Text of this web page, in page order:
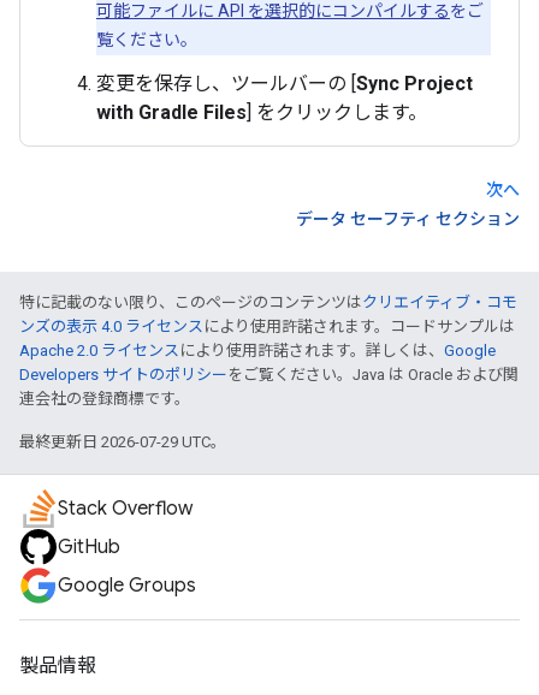
可能ファイルに API を選択的にコンパイルするをご
覧ください。
変更を保存し、ツールバーの [Sync Project
with Gradle Files] をクリックします。
次へ
データ セーフティ セクション
特に記載のない限り、このページのコンテンツはクリエイティブ・コモ
ンズの表示 4.0 ライセンス により使用許諾されます。コードサンプルは
Apache 2.0 ライセンス により使用許諾されます。詳しくは、 Google
Developers サイトのポリシー をご覧ください。Java は Oracle および関
連会社の登録商標です。
最終更新日 2026-07-29 UTC。
Stack Overflow
GitHub
Google Groups
製品情報